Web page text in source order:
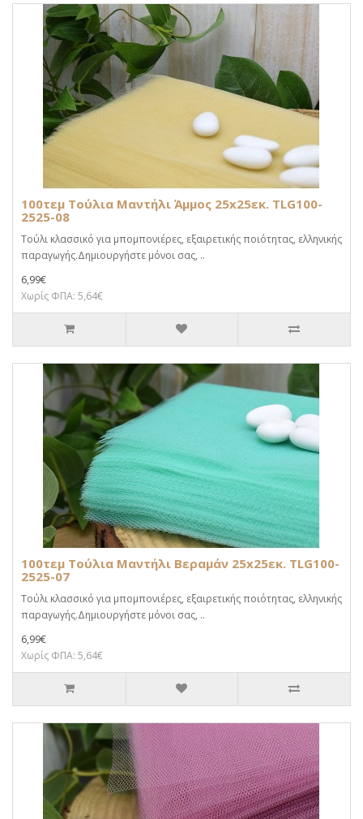
100τεμ Τούλια Μαντήλι Άμμος 25x25εκ. TLG100-
2525-08
Τούλι κλασσικό για μπομπονιέρες, εξαιρετικής ποιότητας, ελληνικής
παραγωγής.Δημιουργήστε μόνοι σας, ..
6,99€
Χωρίς ΦΠΑ: 5,64€
100τεμ Τούλια Μαντήλι Βεραμάν 25x25εκ. TLG100-
2525-07
Τούλι κλασσικό για μπομπονιέρες, εξαιρετικής ποιότητας, ελληνικής
παραγωγής.Δημιουργήστε μόνοι σας, ..
6,99€
Χωρίς ΦΠΑ: 5,64€